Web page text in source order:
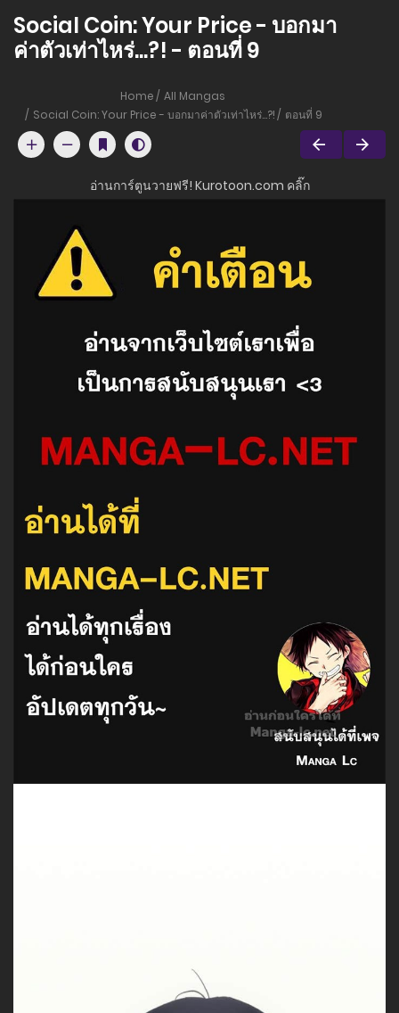
Social Coin: Your Price - บอกมา
ค่าตัวเท่าไหร่...?! - ตอนที่ 9
Home
All Mangas
Social Coin: Your Price - บอกมาค่าตัวเท่าไหร่...?!
ตอนที่ 9
อ่านการ์ตูนวายฟรี! Kurotoon.com คลิ๊ก